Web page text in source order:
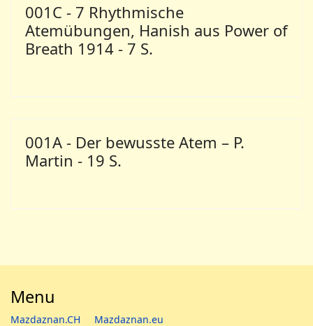
001C - 7 Rhythmische
Atemübungen, Hanish aus Power of
Breath 1914 - 7 S.
001A - Der bewusste Atem – P.
Martin - 19 S.
Menu
Mazdaznan.CH Mazdaznan.eu